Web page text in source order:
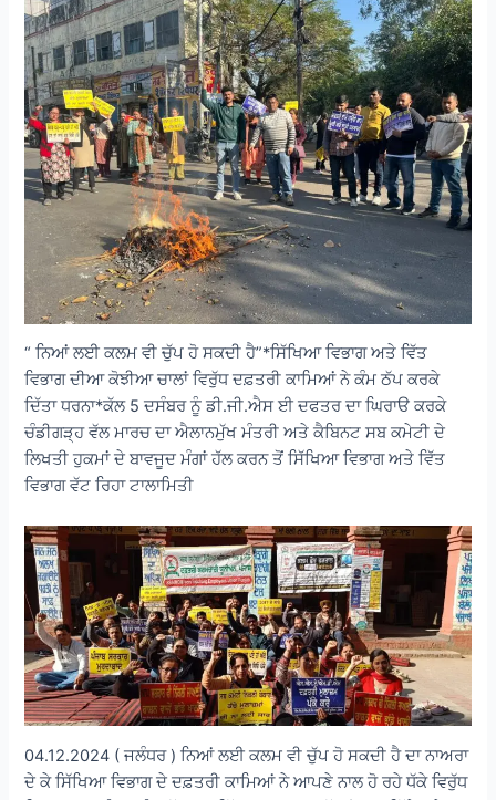
“ ਨਿਆਂ ਲਈ ਕਲਮ ਵੀ ਚੁੱਪ ਹੋ ਸਕਦੀ ਹੈ”*ਸਿੱਖਿਆ ਵਿਭਾਗ ਅਤੇ ਵਿੱਤ
ਵਿਭਾਗ ਦੀਆ ਕੋਝੀਆ ਚਾਲਾਂ ਵਿਰੁੱਧ ਦਫ਼ਤਰੀ ਕਾਮਿਆਂ ਨੇ ਕੰਮ ਠੱਪ ਕਰਕੇ
ਦਿੱਤਾ ਧਰਨਾ*ਕੱਲ 5 ਦਸੰਬਰ ਨੂੰ ਡੀ.ਜੀ.ਐਸ ਈ ਦਫਤਰ ਦਾ ਘਿਰਾੳ ਕਰਕੇ
ਚੰਡੀਗੜ੍ਹ ਵੱਲ ਮਾਰਚ ਦਾ ਐਲਾਨਮੁੱਖ ਮੰਤਰੀ ਅਤੇ ਕੈਬਿਨਟ ਸਬ ਕਮੇਟੀ ਦੇ
ਲਿਖਤੀ ਹੁਕਮਾਂ ਦੇ ਬਾਵਜੂਦ ਮੰਗਾਂ ਹੱਲ ਕਰਨ ਤੋਂ ਸਿੱਖਿਆ ਵਿਭਾਗ ਅਤੇ ਵਿੱਤ
ਵਿਭਾਗ ਵੱਟ ਰਿਹਾ ਟਾਲਾਮਿਤੀ
04.12.2024 ( ਜਲੰਧਰ ) ਨਿਆਂ ਲਈ ਕਲਮ ਵੀ ਚੁੱਪ ਹੋ ਸਕਦੀ ਹੈ ਦਾ ਨਾਅਰਾ
ਦੇ ਕੇ ਸਿੱਖਿਆ ਵਿਭਾਗ ਦੇ ਦਫ਼ਤਰੀ ਕਾਮਿਆਂ ਨੇ ਆਪਣੇ ਨਾਲ ਹੋ ਰਹੇ ਧੱਕੇ ਵਿਰੁੱਧ